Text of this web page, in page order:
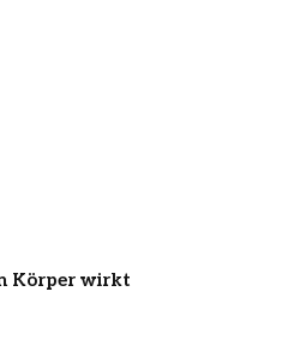
Körper wirkt